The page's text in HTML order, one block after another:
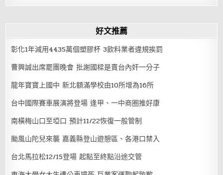
好文推薦
彰化1年減用4435萬個塑膠杯 3飲料業者違規挨罰
曹興誠出席罷團晚會 批謝國樑是賣台內奸一分子
龍年寶寶上國中 新北額滿學校由10所增為16所
台中國際賽車展演將登場 逢甲、一中商圈推好康
南橫梅山口至埡口 預計11/22恢復一般管制
颱風山陀兒來襲 嘉義縣登山遊憩區、各港口禁入
台北馬拉松12/15登場 起點至終點沿途交管